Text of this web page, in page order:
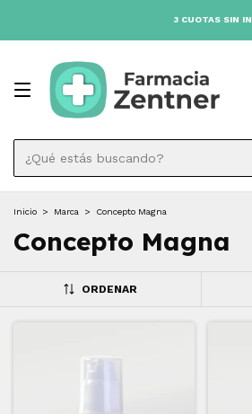
3 CUOTAS SIN
Inicio > Marca > Concepto Magna
Concepto Magna
ORDENAR